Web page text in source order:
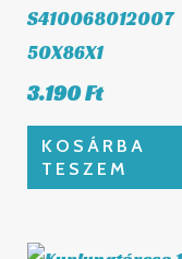
S410068012007
50X86X1
3.190Ft
KOSÁRBA
TESZEM